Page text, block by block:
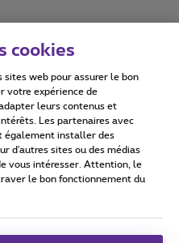
Accessibility statement
cookies
sites web pour assurer le bon
votre expérience de
leurs contenus et
Les partenaires avec
également installer des
d'autres sites ou des médias
vous intéresser. Attention, le
le bon fonctionnement du